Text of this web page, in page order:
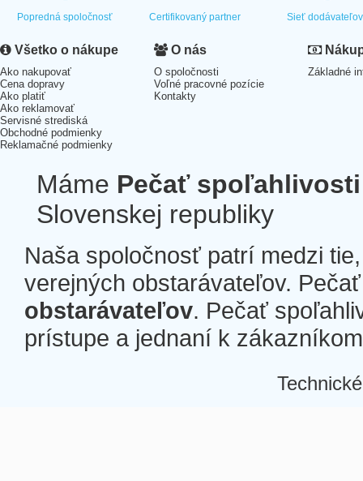
Popredná spoločnosť Certifikovaný partner Sieť dodávateľov
Všetko o nákupe
Ako nakupovať
Cena dopravy
Ako platiť
Ako reklamovať
Servisné strediská
Obchodné podmienky
Reklamačné podmienky
O nás
O spoločnosti
Voľné pracovné pozície
Kontakty
Základné
Máme Pečať spoľahlivosti
Slovenskej republiky
Naša spoločnosť patrí medzi
verejných obstarávateľov.
obstarávateľov. Pečať
prístupe a jednaní k